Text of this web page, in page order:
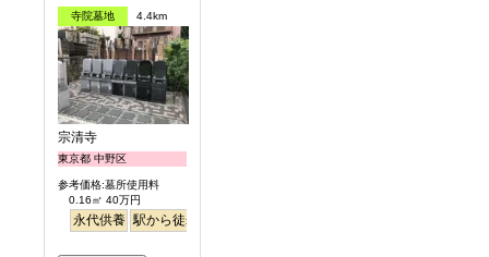
寺院墓地 4.4km
宗清寺
東京都 中野区
参考価格:墓所使用料
0.16㎡ 40万円
永代供養 駅から徒歩